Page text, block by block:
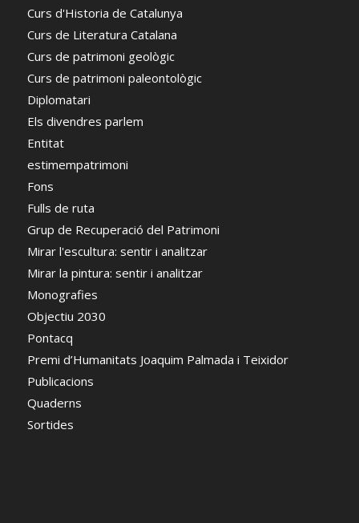
Curs d'Historia de Catalunya
Curs de Literatura Catalana
Curs de patrimoni geològic
Curs de patrimoni paleontològic
Diplomatari
Els divendres parlem
Entitat
estimempatrimoni
Fons
Fulls de ruta
Grup de Recuperació del Patrimoni
Mirar l'escultura: sentir i analitzar
Mirar la pintura: sentir i analitzar
Monografies
Objectiu 2030
Pontacq
Premi d’Humanitats Joaquim Palmada i Teixidor
Publicacions
Quaderns
Sortides